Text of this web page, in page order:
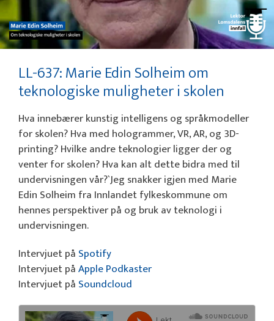
LL-637: Marie Edin Solheim om
teknologiske muligheter i skolen
Hva innebærer kunstig intelligens og språkmodeller
for skolen? Hva med hologrammer, VR, AR, og 3D-
printing? Hvilke andre teknologier ligger der og
venter for skolen? Hva kan alt dette bidra med til
undervisningen vår?`Jeg snakker igjen med Marie
Edin Solheim fra Innlandet fylkeskommune om
hennes perspektiver på og bruk av teknologi i
undervisningen.
Intervjuet på Spotify
Intervjuet påApple Podkaster
Intervjuet på Soundcloud